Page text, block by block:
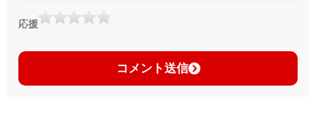
応援
コメント送信